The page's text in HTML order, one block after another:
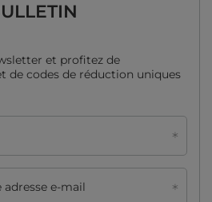
et profitez de
de codes de réduction uniques
e-mail